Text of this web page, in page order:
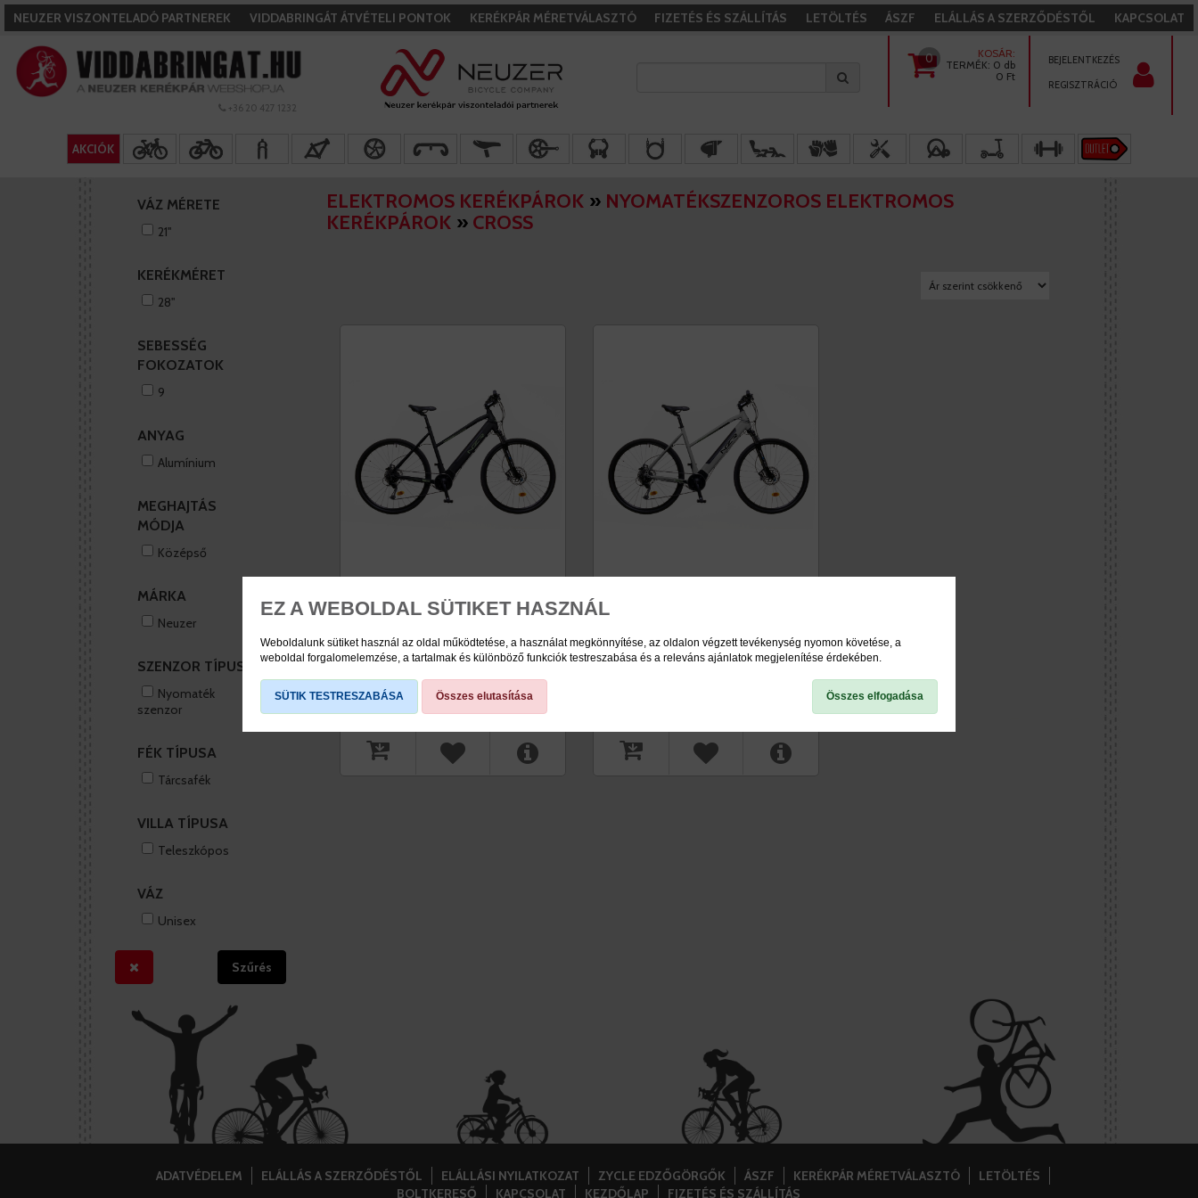
EZ A WEBOLDAL SÜTIKET HASZNÁL
Weboldalunk sütiket használ az oldal működtetése, a használat megkönnyítése, az oldalon végzett tevékenység nyomon követése, a
weboldal forgalomelemzése, a tartalmak és különböző funkciók testreszabása és a releváns ajánlatok megjelenítése érdekében.
SÜTIK TESTRESZABÁSA Összes elutasítása Összes elfogadása
NEUZER VISZONTELADÓ PARTNEREK VIDDABRINGÁT ÁTVÉTELI PONTOK KERÉKPÁR MÉRETVÁLASZTÓ FIZETÉS ÉS SZÁLLÍTÁS LETÖLTÉS ÁSZF ELÁLLÁS A SZERZŐDÉSTŐL KAPCSOLAT
+36 20 427 1232
0
KOSÁR:
TERMÉK: 0 db
0 Ft
BEJELENTKEZÉS
REGISZTRÁCIÓ
AKCIÓK
VÁZ MÉRETE
21''
KERÉKMÉRET
28''
SEBESSÉG
FOKOZATOK
9
ANYAG
Alumínium
MEGHAJTÁS
MÓDJA
Középső
MÁRKA
Neuzer
SZENZOR TÍPUSA
Nyomaték
szenzor
FÉK TÍPUSA
Tárcsafék
VILLA TÍPUSA
Teleszkópos
VÁZ
Unisex
Szűrés
ELEKTROMOS KERÉKPÁROK » NYOMATÉKSZENZOROS ELEKTROMOS
KERÉKPÁROK » CROSS
Novara uni 21 E-Cross
középmotoros
akciós ár: 740.900 Ft
raktáron NE2200400004
Novara uni 21 E-Cross
középmotoros
ADATVÉDELEM ELÁLLÁS A SZERZŐDÉSTŐL ELÁLLÁSI NYILATKOZAT ZYCLE EDZŐGÖRGŐK ÁSZF KERÉKPÁR MÉRETVÁLASZTÓ
LETÖLTÉS
BOLTKERESŐ
KAPCSOLAT KEZDŐLAP FIZETÉS ÉS SZÁLLÍTÁS